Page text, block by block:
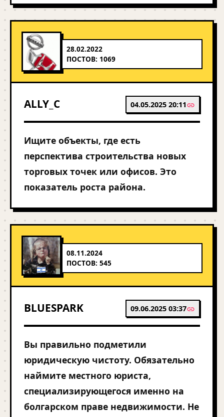
28.02.2022
ПОСТОВ: 1069
ALLY_C 04.05.2025 20:11
Ищите объекты, где есть
перспектива строительства новых
торговых точек или офисов. Это
показатель роста района.
08.11.2024
ПОСТОВ: 545
BLUESPARK 09.06.2025 03:37
Вы правильно подметили
юридическую чистоту. Обязательно
наймите местного юриста,
специализирующегося именно на
болгарском праве недвижимости. Не